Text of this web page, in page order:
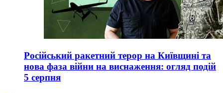
Російський ракетний терор на Київщині та
нова фаза війни на виснаження: огляд подій
5 серпня